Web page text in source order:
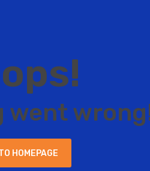
ops!
went wrong
O HOM EPAG E